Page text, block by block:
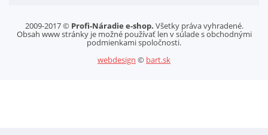
2009-2017 © Profi-Náradie e-shop. Všetky práva vyhradené.
Obsah www stránky je možné používať len v súlade s obchodnými
podmienkami spoločnosti.
webdesign © bart.sk